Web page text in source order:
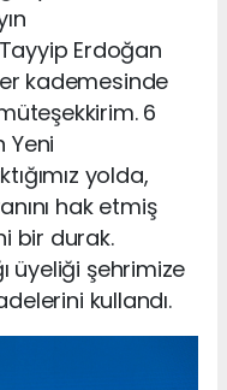
Erdoğan
kademesinde
6
Yeni
yolda,
hak etmiş
bir durak.
üyeliği şehrimize
kullandı.